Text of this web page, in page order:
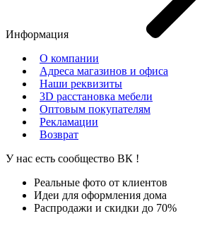
Информация
О компании
Адреса магазинов и офиса
Наши реквизиты
3D расстановка мебели
Оптовым покупателям
Рекламации
Возврат
У нас есть сообщество ВК !
Реальные фото от клиентов
Идеи для оформления дома
Распродажи и скидки до 70%